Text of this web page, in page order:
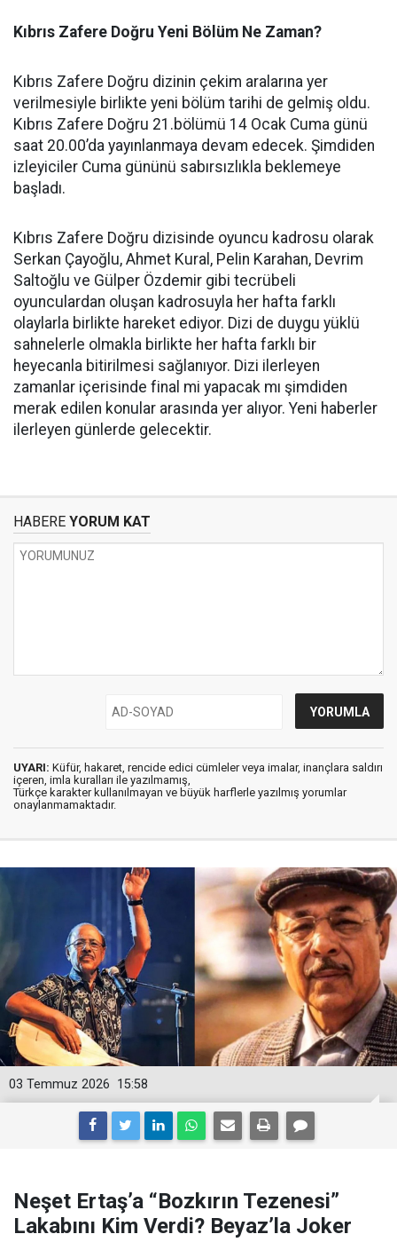
Kıbrıs Zafere Doğru Yeni Bölüm Ne Zaman?
Kıbrıs Zafere Doğru dizinin çekim aralarına yer
verilmesiyle birlikte yeni bölüm tarihi de gelmiş oldu.
Kıbrıs Zafere Doğru 21.bölümü 14 Ocak Cuma günü
saat 20.00’da yayınlanmaya devam edecek. Şimdiden
izleyiciler Cuma gününü sabırsızlıkla beklemeye
başladı.
Kıbrıs Zafere Doğru dizisinde oyuncu kadrosu olarak
Serkan Çayoğlu, Ahmet Kural, Pelin Karahan, Devrim
Saltoğlu ve Gülper Özdemir gibi tecrübeli
oyunculardan oluşan kadrosuyla her hafta farklı
olaylarla birlikte hareket ediyor. Dizi de duygu yüklü
sahnelerle olmakla birlikte her hafta farklı bir
heyecanla bitirilmesi sağlanıyor. Dizi ilerleyen
zamanlar içerisinde final mi yapacak mı şimdiden
merak edilen konular arasında yer alıyor. Yeni haberler
ilerleyen günlerde gelecektir.
HABERE YORUM KAT
UYARI: Küfür, hakaret, rencide edici cümleler veya imalar, inançlara saldırı
içeren, imla kuralları ile yazılmamış,
Türkçe karakter kullanılmayan ve büyük harflerle yazılmış yorumlar
onaylanmamaktadır.
15:58
03 Temmuz 2026
Neşet Ertaş’a “Bozkırın Tezenesi”
Lakabını Kim Verdi? Beyaz’la Joker